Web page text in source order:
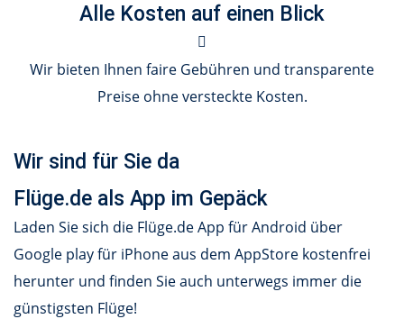
Alle Kosten auf einen Blick
Wir bieten Ihnen faire Gebühren und transparente
Preise ohne versteckte Kosten.
Wir sind für Sie da
Flüge.de als App im Gepäck
Laden Sie sich die Flüge.de App für Android über
Google play für iPhone aus dem AppStore kostenfrei
herunter und finden Sie auch unterwegs immer die
günstigsten Flüge!